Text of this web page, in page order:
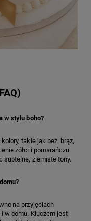
w stylu boho?
takie jak beż, brąz,
żółci i pomarańczu.
subtelne, ziemiste tony.
na przyjęciach
w domu. Kluczem jest